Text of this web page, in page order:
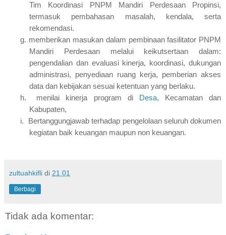
Tim Koordinasi PNPM Mandiri Perdesaan Propinsi,
termasuk pembahasan masalah, kendala, serta
rekomendasi.
g. memberikan masukan dalam pembinaan fasilitator PNPM
Mandiri Perdesaan melalui keikutsertaan dalam:
pengendalian dan evaluasi kinerja, koordinasi, dukungan
administrasi, penyediaan ruang kerja, pemberian akses
data dan kebijakan sesuai ketentuan yang berlaku.
h.
menilai kinerja program di Desa, Kecamatan dan
Kabupaten,
i.
Bertanggungjawab terhadap pengelolaan seluruh dokumen
kegiatan baik keuangan maupun non keuangan.
zultuahkifli di 21.01
Berbagi
Tidak ada komentar: